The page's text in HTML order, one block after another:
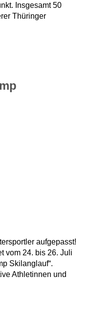
Insgesamt 50
Thüringer
aufgepasst!
vom 24. bis 26. Juli
Skilanglauf“.
Athletinnen und